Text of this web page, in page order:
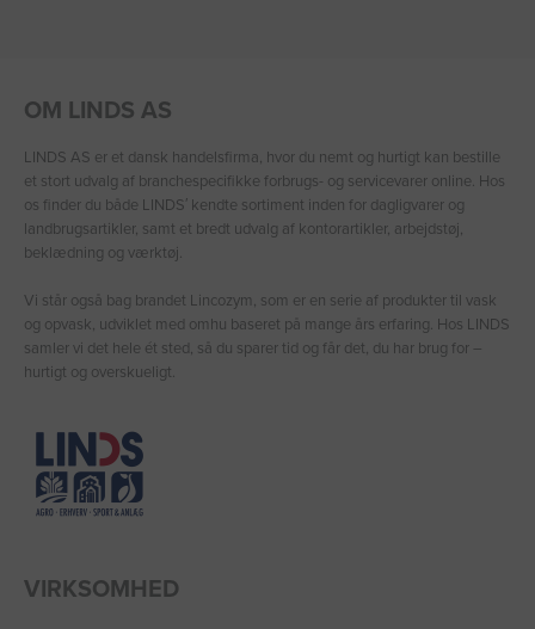
OM LINDS AS
LINDS AS er et dansk handelsfirma, hvor du nemt og hurtigt kan bestille
et stort udvalg af branchespecifikke forbrugs- og servicevarer online. Hos
os finder du både LINDS′ kendte sortiment inden for dagligvarer og
landbrugsartikler, samt et bredt udvalg af kontorartikler, arbejdstøj,
beklædning og værktøj.
Vi står også bag brandet Lincozym, som er en serie af produkter til vask
og opvask, udviklet med omhu baseret på mange års erfaring. Hos LINDS
samler vi det hele ét sted, så du sparer tid og får det, du har brug for –
hurtigt og overskueligt.
VIRKSOMHED